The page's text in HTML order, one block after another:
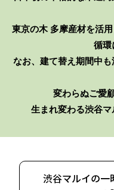
東京の木 多摩産材を活
循環
なお、建て替え期間中
変わらぬご愛
生まれ変わる渋谷マ
渋谷マルイの一